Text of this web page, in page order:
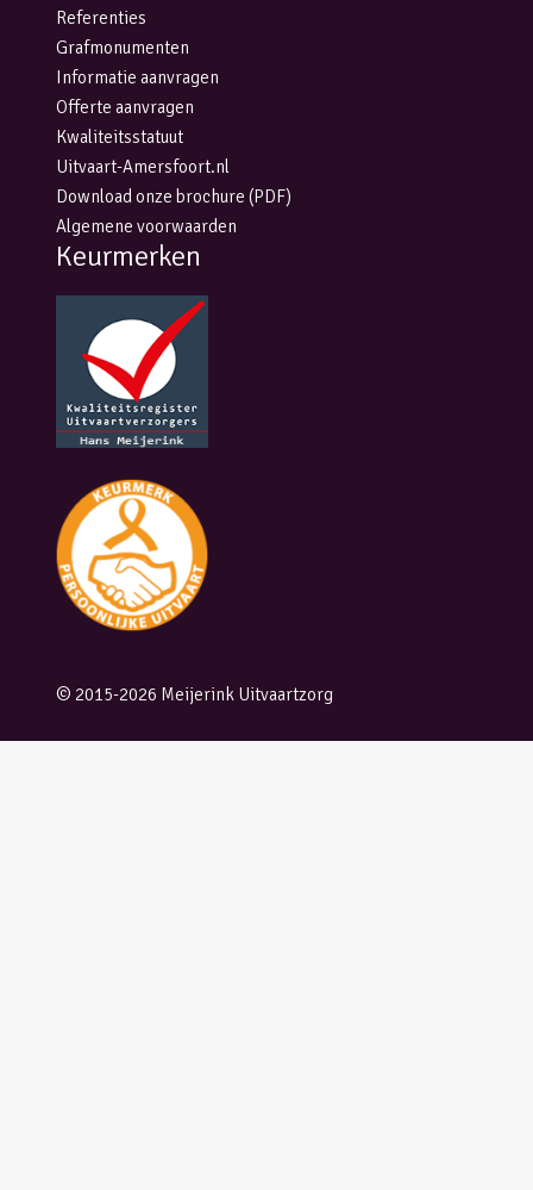
Referenties
Grafmonumenten
Informatie aanvragen
Offerte aanvragen
Kwaliteitsstatuut
Uitvaart-Amersfoort.nl
Download onze brochure (PDF)
Algemene voorwaarden
Keurmerken
© 2015-2026 Meijerink Uitvaartzorg